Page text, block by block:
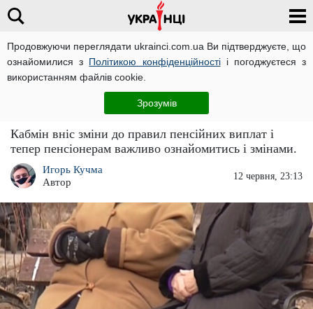
Продовжуючи переглядати ukrainci.com.ua Ви підтверджуєте, що
ознайомилися з Політикою конфіденційностіі погоджуєтеся з
використанням файлів cookie.
Зрозумів
Економіка
Пенсії по-новому: раптові зміни для
Кабмін вніс зміни до правил пенсійних виплат і
тепер пенсіонерам важливо ознайомитись і змінами.
Игорь Кучма
Автор
12 червня, 23:13